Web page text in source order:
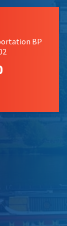
BP
une nouvelle